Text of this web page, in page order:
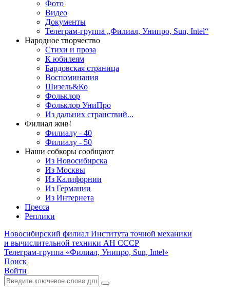
Фото
Видео
Документы
Телеграм-группа „Филиал, Унипро, Sun, Intel“
Народное творчество
Стихи и проза
К юбилеям
Бардовская страница
Воспоминания
Шизель&Ко
Фольклор
Фольклор УниПро
Из дальних странствий...
Филиал жив!
Филиалу - 40
Филиалу - 50
Наши собкоры сообщают
Из Новосибирска
Из Москвы
Из Калифорнии
Из Германии
Из Интернета
Пресса
Реплики
Новосибирский филиал Института точной механики
и вычислительной техники АН СССР
Телеграм-группа «Филиал, Унипро, Sun, Intel»
Поиск
Войти